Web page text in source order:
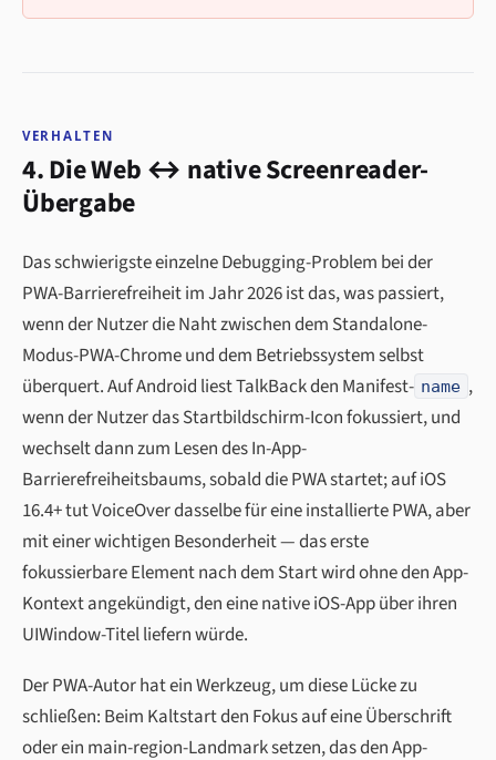
VERHALTEN
4. Die Web ↔ native Screenreader-
Übergabe
Das schwierigste einzelne Debugging-Problem bei der
PWA-Barrierefreiheit im Jahr 2026 ist das, was passiert,
wenn der Nutzer die Naht zwischen dem Standalone-
Modus-PWA-Chrome und dem Betriebssystem selbst
überquert. Auf Android liest TalkBack den Manifest- name ,
wenn der Nutzer das Startbildschirm-Icon fokussiert, und
wechselt dann zum Lesen des In-App-
Barrierefreiheitsbaums, sobald die PWA startet; auf iOS
16.4+ tut VoiceOver dasselbe für eine installierte PWA, aber
mit einer wichtigen Besonderheit — das erste
fokussierbare Element nach dem Start wird ohne den App-
Kontext angekündigt, den eine native iOS-App über ihren
UIWindow-Titel liefern würde.
Der PWA-Autor hat ein Werkzeug, um diese Lücke zu
schließen: Beim Kaltstart den Fokus auf eine Überschrift
oder ein main-region-Landmark setzen, das den App-